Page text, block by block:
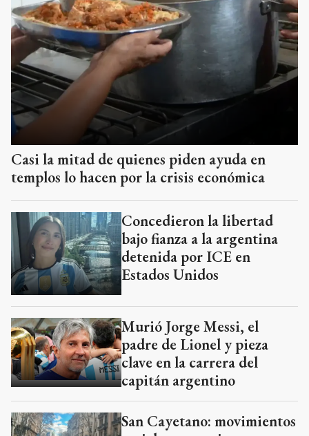
Casi la mitad de quienes piden ayuda en
templos lo hacen por la crisis económica
Concedieron la libertad
bajo fianza a la argentina
detenida por ICE en
Estados Unidos
Murió Jorge Messi, el
padre de Lionel y pieza
clave en la carrera del
capitán argentino
San Cayetano: movimientos